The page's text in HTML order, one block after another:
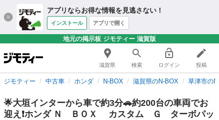
アプリならお得な情報を見逃さない！
インストール アプリで開く
地元の掲示板 ジモティー 滋賀版
滋賀県 検索 ログイン 投稿
ジモティー 中古車 ホンダ N-BOX 滋賀県のN-BOX 草津市の
🌟大垣インターから車で約3分🚗約200台の車両でお
迎え❗ホンダ Ｎ ＢＯＸ カスタム Ｇ ターボパッ